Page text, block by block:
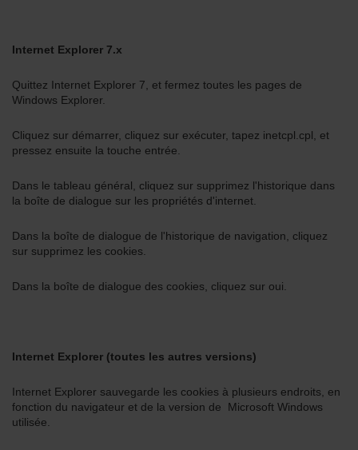
Internet Explorer 7.x
Quittez Internet Explorer 7, et fermez toutes les pages de
Windows Explorer.
Cliquez sur démarrer, cliquez sur exécuter, tapez inetcpl.cpl, et
pressez ensuite la touche entrée.
Dans le tableau général, cliquez sur supprimez l'historique dans
la boîte de dialogue sur les propriétés d'internet.
Dans la boîte de dialogue de l'historique de navigation, cliquez
sur supprimez les cookies.
Dans la boîte de dialogue des cookies, cliquez sur oui.
Internet Explorer (toutes les autres versions)
Internet Explorer sauvegarde les cookies à plusieurs endroits, en
fonction du navigateur et de la version de Microsoft Windows
utilisée.